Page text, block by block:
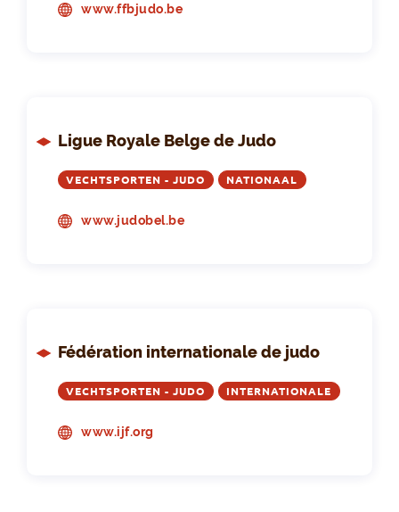
www.ffbjudo.be
Ligue Royale Belge de Judo
VECHTSPORTEN - JUDO NATIONAAL
www.judobel.be
Fédération internationale de judo
VECHTSPORTEN - JUDO INTERNATIONALE
www.ijf.org